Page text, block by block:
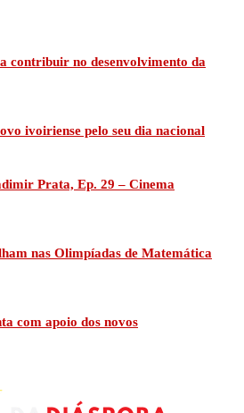
contribuir no desenvolvimento da
ivoiriense pelo seu dia nacional
Prata, Ep. 29 – Cinema
nas Olimpíadas de Matemática
com apoio dos novos